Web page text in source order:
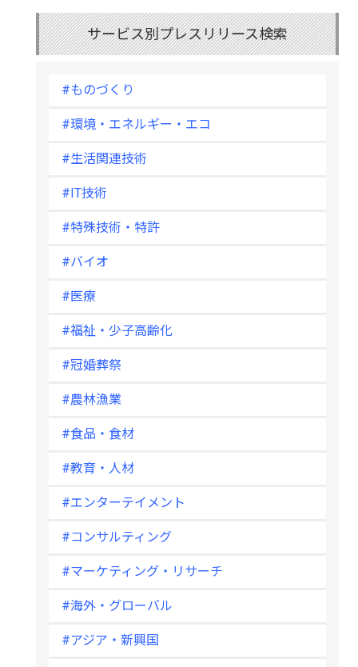
サービス別プレスリリース検索
#ものづくり
#環境・エネルギー・エコ
#生活関連技術
#IT技術
#特殊技術・特許
#バイオ
#医療
#福祉・少子高齢化
#冠婚葬祭
#農林漁業
#食品・食材
#教育・人材
#エンターテイメント
#コンサルティング
#マーケティング・リサーチ
#海外・グローバル
#アジア・新興国